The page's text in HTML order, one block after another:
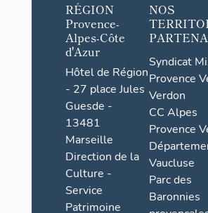
RÉGION
Provence-
Alpes-Côte
d'Azur
Hôtel de Région
- 27 place Jules
Guesde -
13481
Marseille
Direction de la
Culture -
Service
Patrimoine
NOS
Syndicat
Provence
Verdon
CC Alpes
Provence
Vaucluse
Parc des
Baronnies